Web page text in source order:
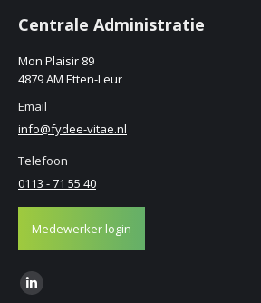
Centrale Administratie
Mon Plaisir 89
4879 AM Etten-Leur
Email
info@fydee-vitae.nl
Telefoon
0113 - 71 55 40
Medewerker login
Find us on:
Linkedin